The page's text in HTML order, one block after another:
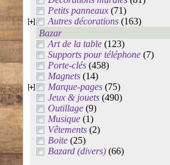
Petits panneaux (71)
Autres décorations (163)
Bazar
Art de la table (123)
Supports pour téléphone (7)
Porte-clés (458)
Magnets (14)
Marque-pages (75)
Jeux & jouets (490)
Outillage (9)
Musique (1)
Vêtements (2)
Boite (25)
Bazard (divers) (66)